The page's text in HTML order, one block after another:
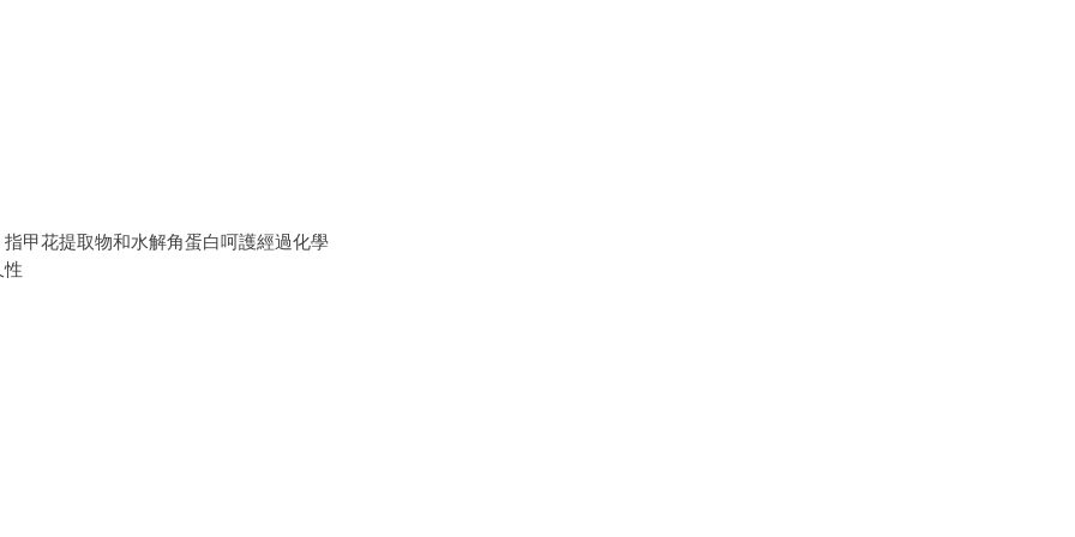
甲花提取物和水解角蛋白呵護經過化學